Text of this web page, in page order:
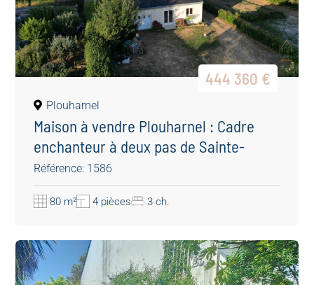
444 360 €
Plouharnel
Maison à vendre Plouharnel : Cadre
enchanteur à deux pas de Sainte-
Barbe
Référence: 1586
80 m² 4 pièces 3 ch.